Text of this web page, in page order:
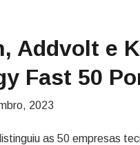
Addvolt e
Fast 50
2023
as 50 empresas